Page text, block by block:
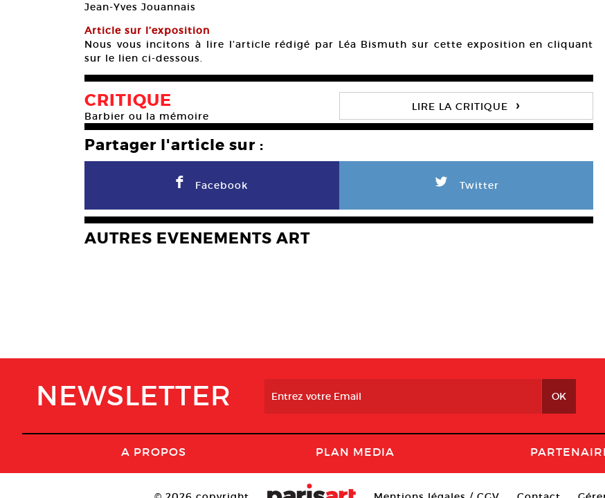
Jean-Yves Jouannais
Article sur l’exposition
Nous vous incitons à lire l’article rédigé par Léa Bismuth sur cette exposition en cliquant
sur le lien ci-dessous.
CRITIQUE
Barbier ou la mémoire
LIRE LA CRITIQUE ›
Partager l'article sur :
F Facebook L Twitter
AUTRES EVENEMENTS ART
NEWSLETTER
A PROPOS PLAN MEDIA